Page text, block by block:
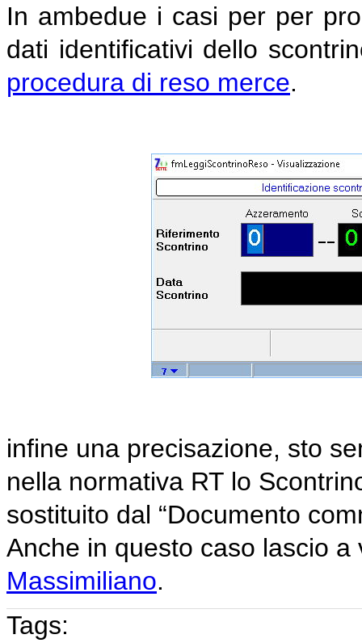
In ambedue i casi per per
dati identificativi dello
procedura di reso merce.
infine una precisazione, sto
nella normativa RT lo
sostituito dal “Documento
Anche in questo caso lascio
Massimiliano.
Tags: